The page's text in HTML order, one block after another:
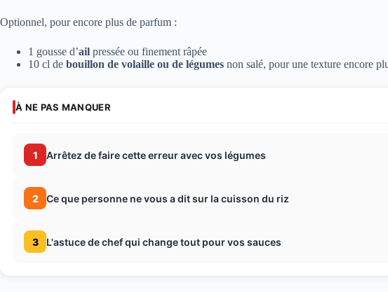
Optionnel, pour encore plus de parfum :
1 gousse d’ail pressée ou finement râpée
10 cl de bouillon de volaille ou de légumes non salé, pour une texture encore
À NE PAS MANQUER
1 Arrêtez de faire cette erreur avec vos légumes
2 Ce que personne ne vous a dit sur la cuisson du riz
3 L'astuce de chef qui change tout pour vos sauces